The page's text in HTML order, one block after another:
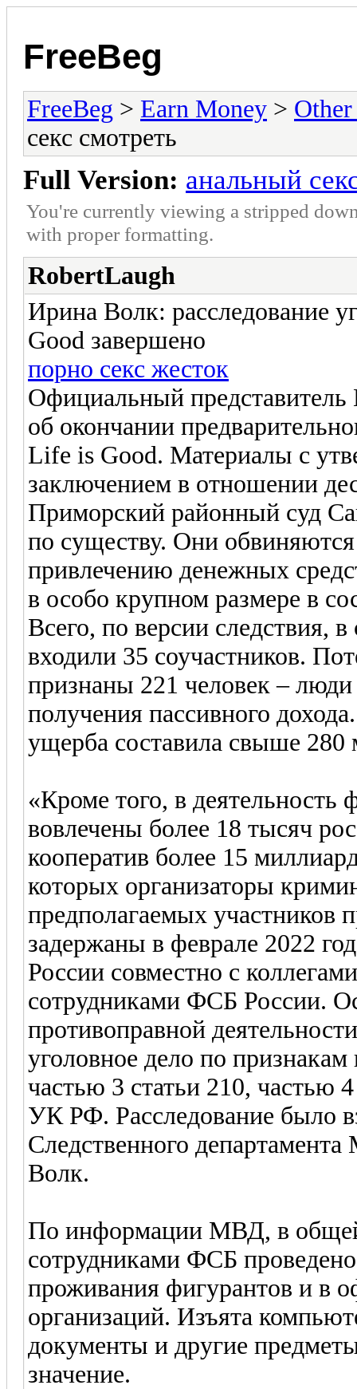
FreeBeg
FreeBeg > Earn Money >
секс смотреть
Full Version: анальный
You're currently viewing a stripped
with proper formatting.
RobertLaugh
Ирина Волк: расследование
Good завершено
порно секс жесток
Официальный
об окончании
Life is Good. Материалы с
заключением в отношении
Приморский районный суд
по существу. Они
привлечению денежных
в особо крупном размере в
Всего, по версии следствия,
входили 35 соучастников.
признаны 221 человек –
получения пассивного
ущерба составила свыше 280
«Кроме того, в
вовлечены более 18 тысяч
кооператив более 15
которых организаторы
предполагаемых участников
задержаны в феврале 2022
России совместно с
сотрудниками ФСБ России.
противоправной
уголовное дело по
частью 3 статьи 210, частью
УК РФ. Расследование было
Следственного
Волк.
По информации МВД, в
сотрудниками ФСБ
проживания фигурантов и в
организаций. Изъята
документы и другие
значение.